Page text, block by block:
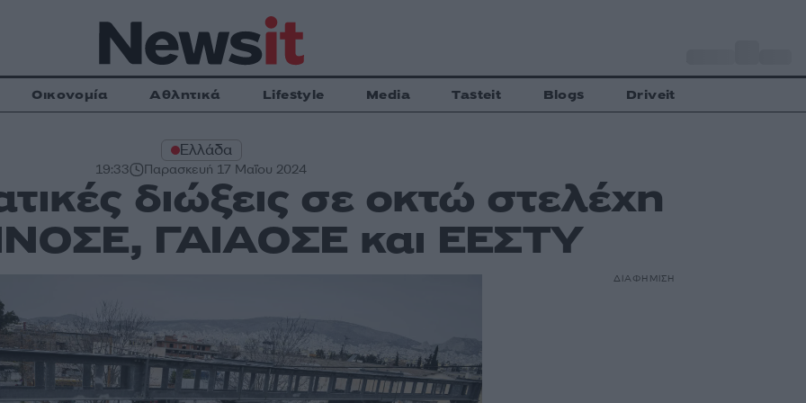
Οικονομία Αθλητικά Lifestyle Media Tasteit Blogs Driveit
Ελλάδα
19:33 Παρασκευή 17 Μαΐου 2024
διώξεις σε οκτώ στελέχη
ΓΑΙΑΟΣΕ και ΕΕΣΤΥ
ΔΙΑΦΗΜΙΣΗ